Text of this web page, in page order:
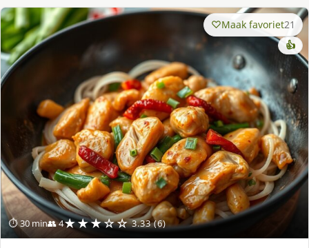
⏱ 30 min👥 4★★★☆☆ 3.33 (6)
Maak favoriet21
👍